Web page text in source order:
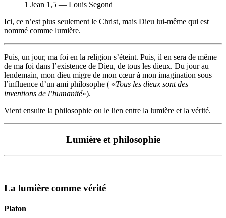
1 Jean 1,5 — Louis Segond
Ici, ce n’est plus seulement le Christ, mais Dieu lui-même qui est
nommé comme lumière.
Puis, un jour, ma foi en la religion s’éteint. Puis, il en sera de même
de ma foi dans l’existence de Dieu, de tous les dieux. Du jour au
lendemain, mon dieu migre de mon cœur à mon imagination sous
l’influence d’un ami philosophe ( «Tous les dieux sont des
inventions de l’humanité»).
Vient ensuite la philosophie ou le lien entre la lumière et la vérité.
Lumière et philosophie
La lumière comme vérité
Platon